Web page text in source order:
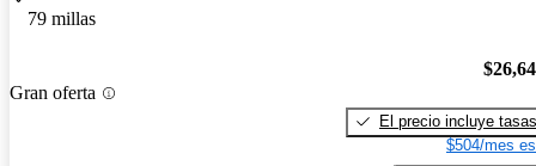
79 millas
Gran oferta
El precio incluye tasas
$504/mes